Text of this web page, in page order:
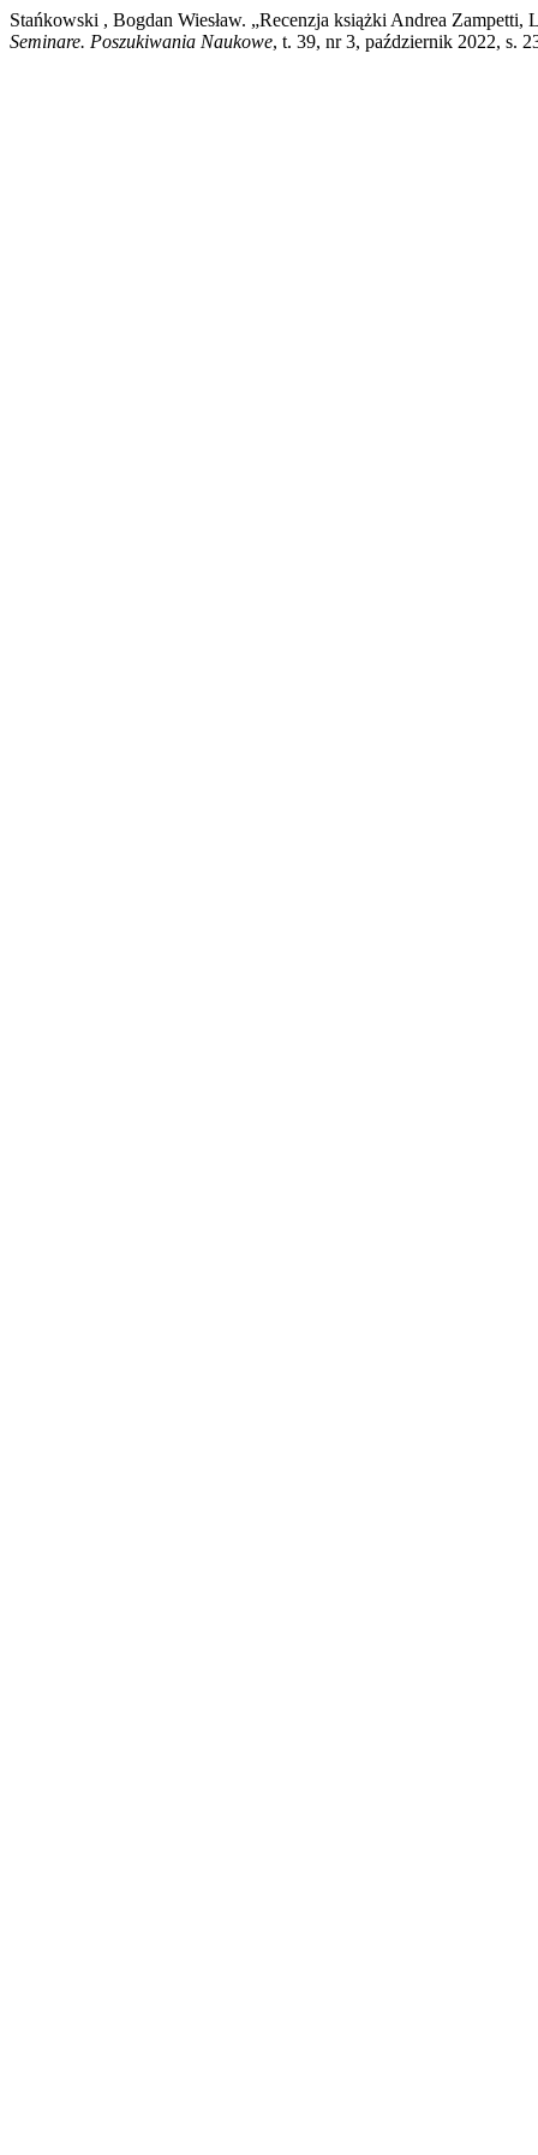
Stańkowski , Bogdan Wiesław. „Recenzja książki Andrea
Seminare. Poszukiwania Naukowe, t. 39, nr 3, październik 2022, s.